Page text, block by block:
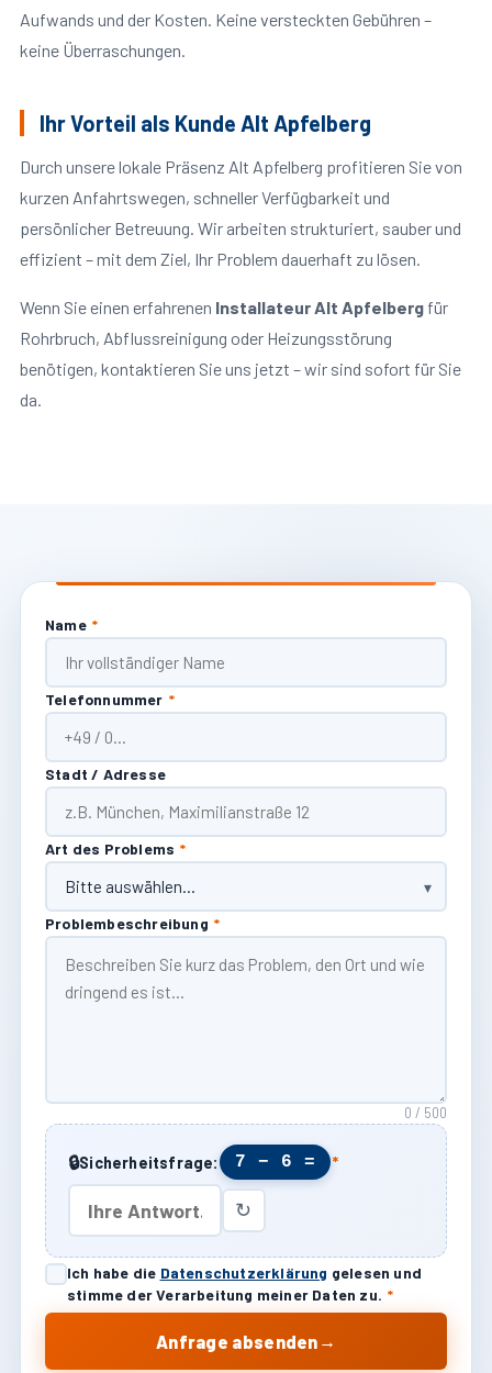
Aufwands und der Kosten. Keine versteckten Gebühren –
keine Überraschungen.
Ihr Vorteil als Kunde Alt Apfelberg
Durch unsere lokale Präsenz Alt Apfelberg profitieren Sie von
kurzen Anfahrtswegen, schneller Verfügbarkeit und
persönlicher Betreuung. Wir arbeiten strukturiert, sauber und
effizient – mit dem Ziel, Ihr Problem dauerhaft zu lösen.
Wenn Sie einen erfahrenen Installateur Alt Apfelbergfür
Rohrbruch, Abflussreinigung oder Heizungsstörung
benötigen, kontaktieren Sie uns jetzt – wir sind sofort für Sie
da.
Name *
Telefonnummer *
Stadt / Adresse
Art des Problems *
Problembeschreibung *
0 / 500
🔒Sicherheitsfrage: 7 − 6 = *
↻
Ich habe die Datenschutzerklärung gelesen und
stimme der Verarbeitung meiner Daten zu. *
Anfrage absenden →